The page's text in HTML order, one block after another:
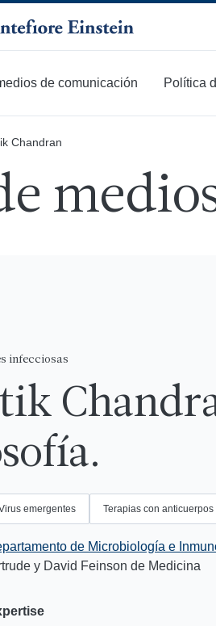
de comunicación Política
Chandran
infecciosas
emergentes Terapias con anticuerpos
de Microbiología e
y David Feinson de Medicina